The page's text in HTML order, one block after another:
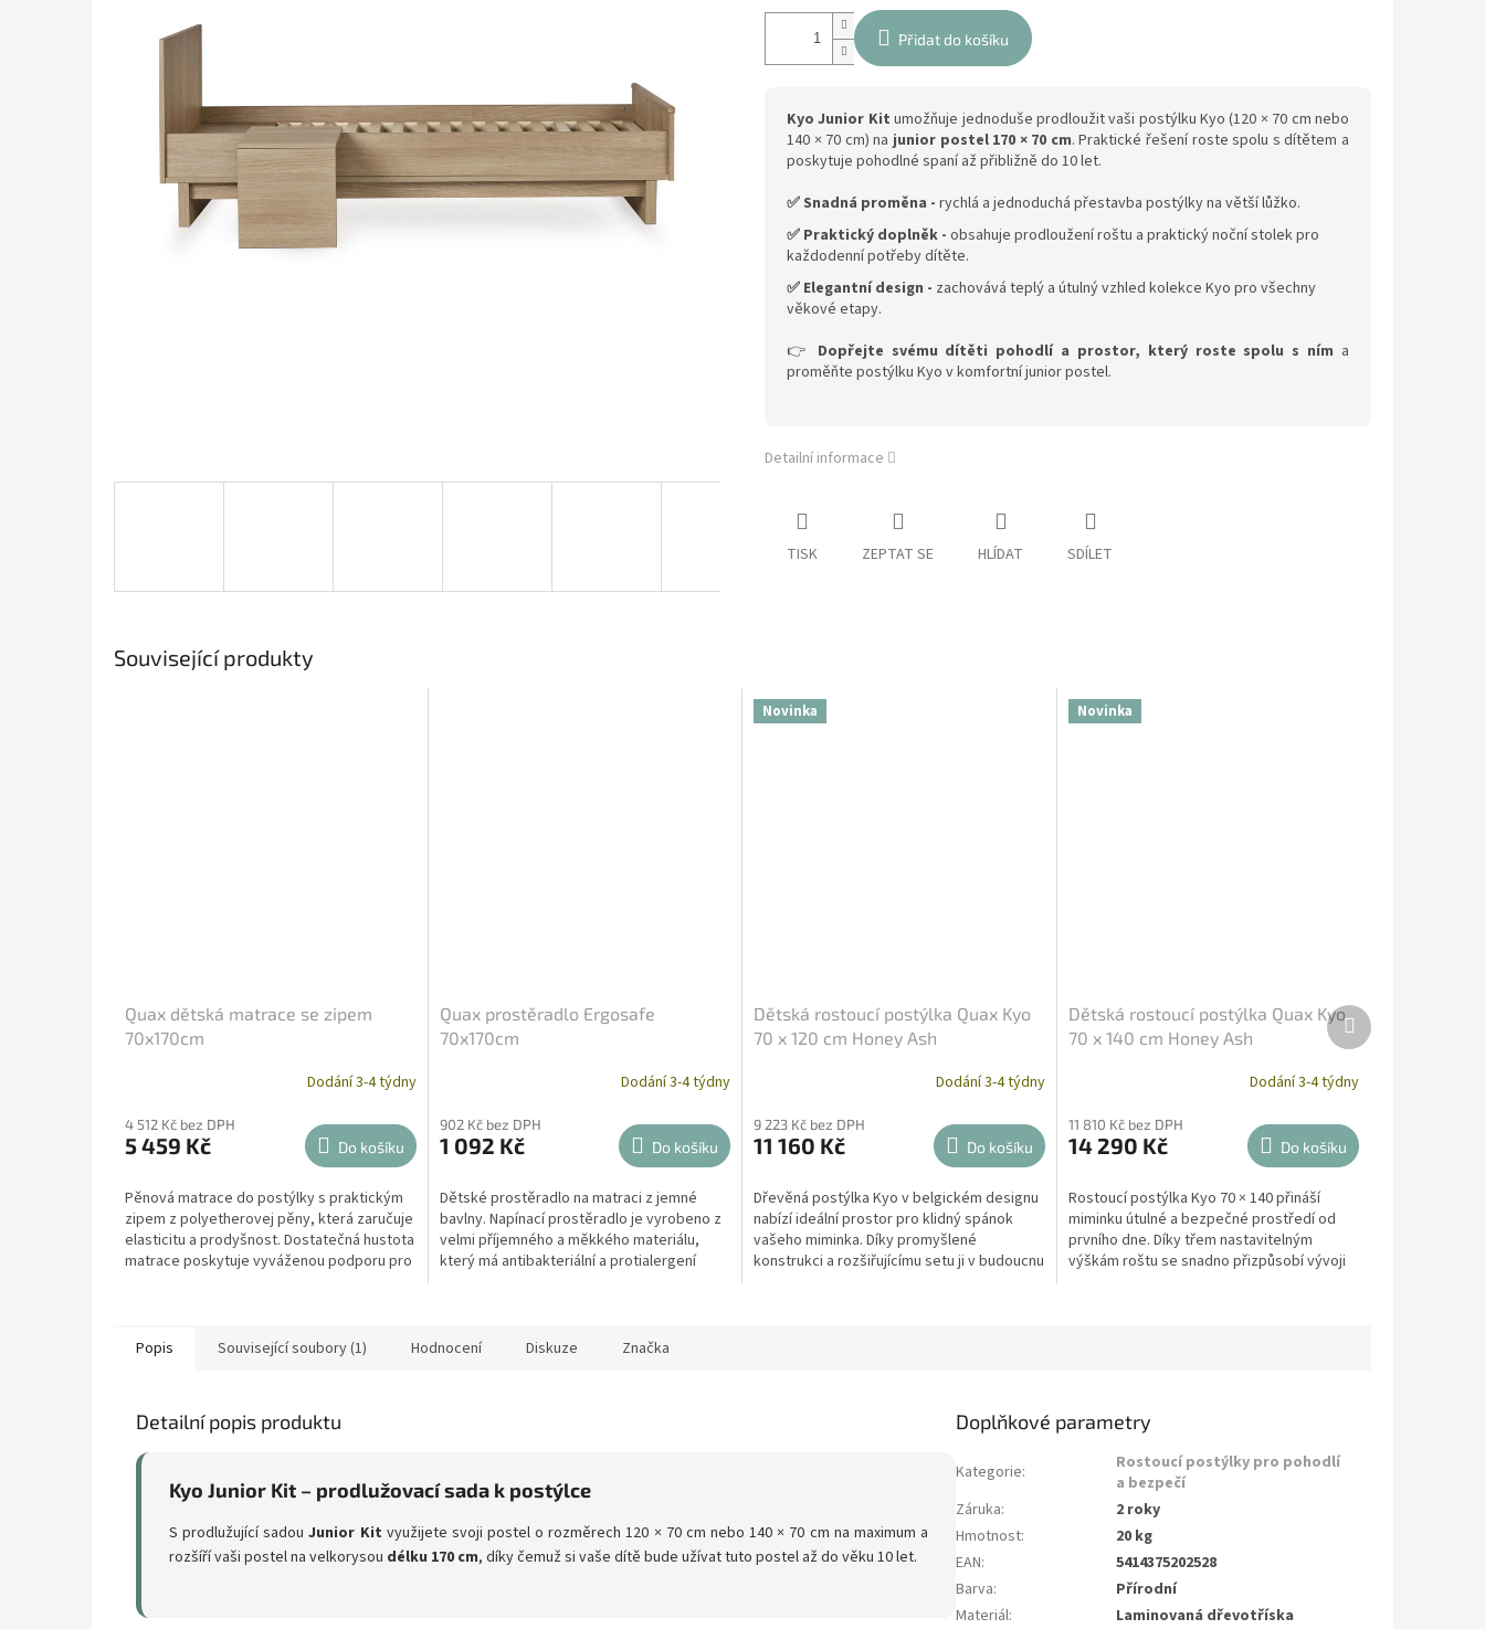
Přidat do košíku
Kyo Junior Kit umožňuje jednoduše prodloužit vaši postýlku Kyo (120 × 70 cm nebo
140 × 70 cm) najunior postel 170 × 70 cm. Praktické řešení roste spolu s dítětem a
poskytuje pohodlné spaní až přibližně do 10 let.
✅ Snadná proměna - rychlá a jednoduchá přestavba postýlky na větší lůžko.
✅ Praktický doplněk - obsahuje prodloužení roštu a praktický noční stolek pro
každodenní potřeby dítěte.
✅ Elegantní design - zachovává teplý a útulný vzhled kolekce Kyo pro všechny
věkové etapy.
👉 Dopřejte svému dítěti pohodlí a prostor, který roste spolu s ním a
proměňte postýlku Kyo v komfortní junior postel.
Detailní informace
TISK ZEPTAT SE HLÍDAT SDÍLET
Související produkty
Quax dětská matrace se zipem
70x170cm
Dodání 3-4 týdny
4 512 Kč bez DPH
5 459 Kč Do košíku
Pěnová matrace do postýlky s praktickým
zipem z polyetherovej pěny, která zaručuje
elasticitu a prodyšnost. Dostatečná hustota
matrace poskytuje vyváženou podporu pro
Quax prostěradlo Ergosafe
70x170cm
Dodání 3-4 týdny
902 Kč bez DPH
1 092 Kč Do košíku
Dětské prostěradlo na matraci z jemné
bavlny. Napínací prostěradlo je vyrobeno z
velmi příjemného a měkkého materiálu,
který má antibakteriální a protialergení
Novinka
Dětská rostoucí postýlka Quax Kyo
70 x 120 cm Honey Ash
Dodání 3-4 týdny
9 223 Kč bez DPH
11 160 Kč Do košíku
Dřevěná postýlka Kyo v belgickém designu
nabízí ideální prostor pro klidný spánok
vašeho miminka. Díky promyšlené
konstrukci a rozšiřujícímu setu ji v budoucnu
Novinka
Dětská rostoucí postýlka Quax Kyo
70 x 140 cm Honey Ash
Dodání 3-4 týdny
11 810 Kč bez DPH
14 290 Kč Do košíku
Rostoucí postýlka Kyo 70 × 140 přináší
miminku útulné a bezpečné prostředí od
prvního dne. Díky třem nastavitelným
výškám roštu se snadno přizpůsobí vývoji
Další
produkt
Popis Související soubory (1) Hodnocení Diskuze Značka
Detailní popis produktu
Kyo Junior Kit – prodlužovací sada k postýlce
S prodlužující sadouJunior Kit využijete svoji postel o rozměrech 120 × 70 cm nebo 140 × 70 cm na maximum a
rozšíří vaši postel na velkorysou délku 170 cm, díky čemuž si vaše dítě bude užívat tuto postel až do věku 10 let.
Doplňkové parametry
Kategorie:
Rostoucí postýlky pro pohodlí
a bezpečí
Záruka:
2 roky
Hmotnost:
20 kg
EAN:
5414375202528
Barva:
Přírodní
Materiál:
Laminovaná dřevotříska